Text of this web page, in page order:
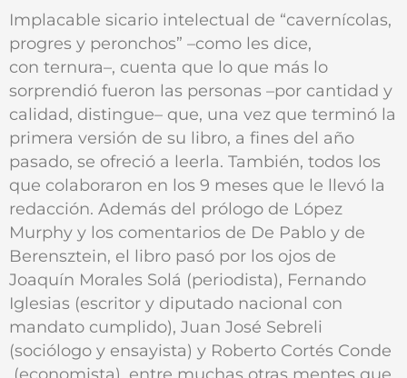
Implacable sicario intelectual de “cavernícolas,
progres y peronchos” –como les dice,
con ternura–, cuenta que lo que más lo
sorprendió fueron las personas –por cantidad y
calidad, distingue– que, una vez que terminó la
primera versión de su libro, a fines del año
pasado, se ofreció a leerla. También, todos los
que colaboraron en los 9 meses que le llevó la
redacción. Además del prólogo de López
Murphy y los comentarios de De Pablo y de
Berensztein, el libro pasó por los ojos de
Joaquín Morales Solá (periodista), Fernando
Iglesias (escritor y diputado nacional con
mandato cumplido), Juan José Sebreli
(sociólogo y ensayista) y Roberto Cortés Conde
(economista), entre muchas otras mentes que